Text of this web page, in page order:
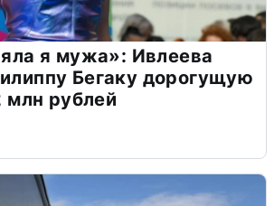
я мужа»: Ивлеева
Бегаку дорогущую
млн рублей